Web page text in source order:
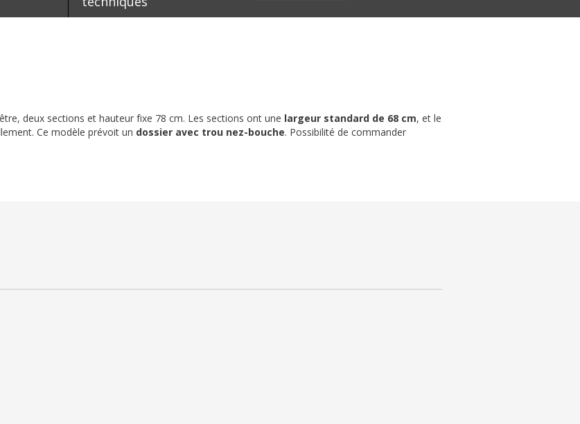
deux sections et hauteur fixe 78 cm. Les sections ont une largeur standard de 68 cm, et le
Ce modèle prévoit un dossier avec trou nez-bouche. Possibilité de commander